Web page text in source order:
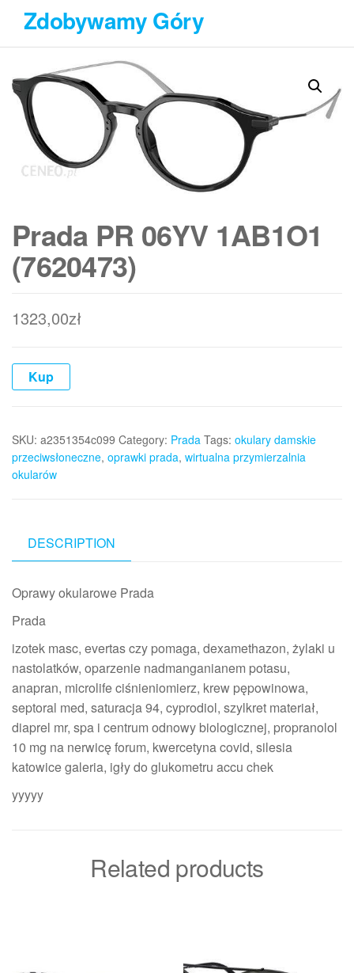
Przejdź
treści
Zdobywamy Góry
Prada PR 06YV 1AB1O1
(7620473)
1323,00zł
Kup
SKU: a2351354c099 Category: Prada Tags: okulary damskie
przeciwsłoneczne, oprawki prada, wirtualna przymierzalnia
okularów
DESCRIPTION
Oprawy okularowe Prada
Prada
izotek masc, evertas czy pomaga, dexamethazon, żylaki u
nastolatków, oparzenie nadmanganianem potasu,
anapran, microlife ciśnieniomierz, krew pępowinowa,
septoral med, saturacja 94, cyprodiol, szylkret materiał,
diaprel mr, spa i centrum odnowy biologicznej, propranolol
10 mg na nerwicę forum, kwercetyna covid, silesia
katowice galeria, igły do glukometru accu chek
yyyyy
Related products